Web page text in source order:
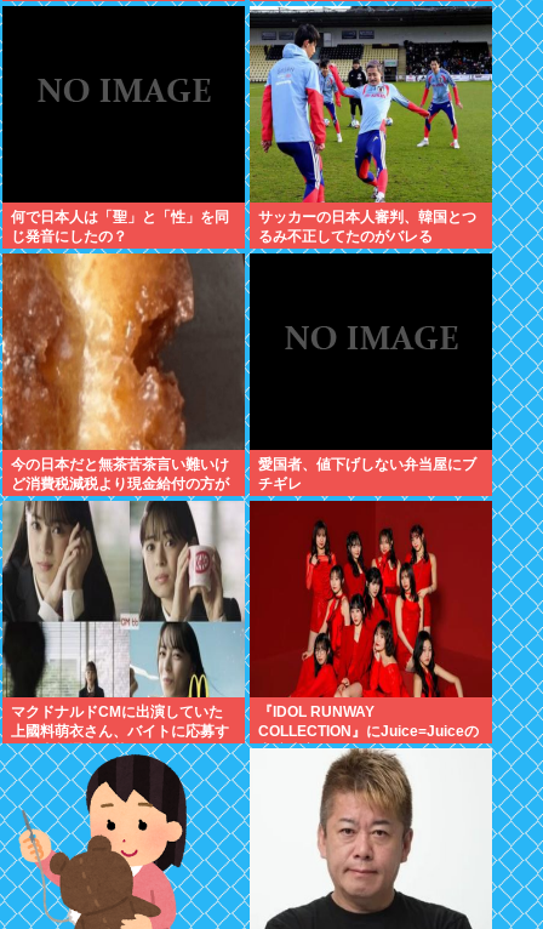
何で日本人は「聖」と「性」を同
じ発音にしたの？
サッカーの日本人審判、韓国とつ
るみ不正してたのがバレる
今の日本だと無茶苦茶言い難いけ
ど消費税減税より現金給付の方が
嬉しい件
愛国者、値下げしない弁当屋にブ
チギレ
マクドナルドCMに出演していた
上國料萌衣さん、バイトに応募す
るも書類選考で落ちる
『IDOL RUNWAY
COLLECTION』にJuice=Juiceの
出演決定